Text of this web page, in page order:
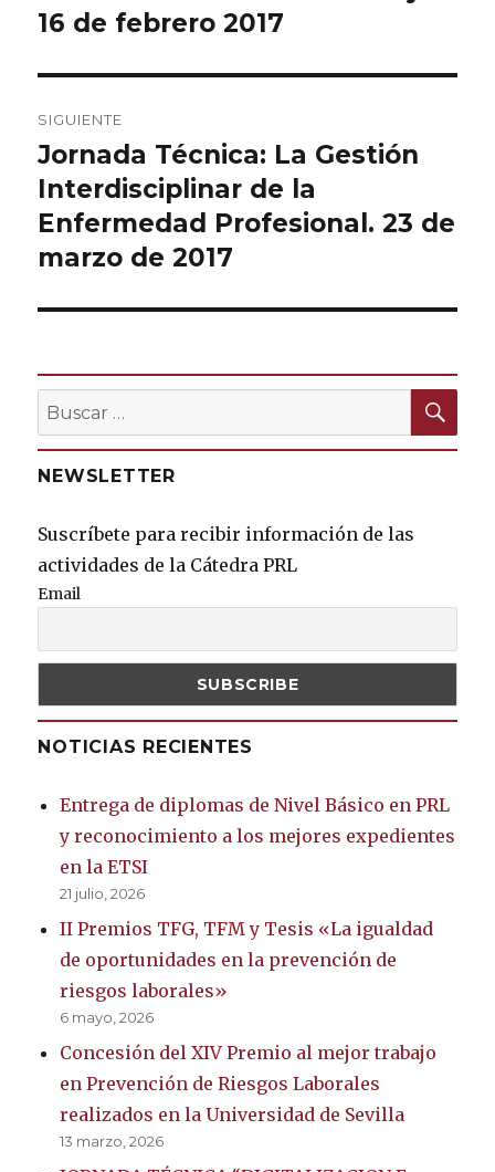
16 de febrero 2017
SIGUIENTE
Entrada
siguiente:
Jornada Técnica: La Gestión
Interdisciplinar de la
Enfermedad Profesional. 23 de
marzo de 2017
Buscar
por:
NEWSLETTER
Suscríbete para recibir información de las
actividades de la Cátedra PRL
Email
NOTICIAS RECIENTES
Entrega de diplomas de Nivel Básico en PRL
y reconocimiento a los mejores expedientes
en la ETSI
21 julio, 2026
II Premios TFG, TFM y Tesis «La igualdad
de oportunidades en la prevención de
riesgos laborales»
6 mayo, 2026
Concesión del XIV Premio al mejor trabajo
en Prevención de Riesgos Laborales
realizados en la Universidad de Sevilla
13 marzo, 2026